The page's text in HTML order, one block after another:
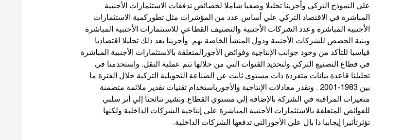
علي النموذج التركي وأجرينا تحليلا وصفيا شاملا لخصائص تدفقات الاستثمارات الأجنبية
المباشرة في الاقتصاد التركي علي أساس عدد من المؤشرات مثل تطوركمية الاستثمارات
الأجنبية المباشرة وعدد الشركات الأجنبية والتصنيف القطاعي للاستثمارات الأجنبية المباشرة
وبنية الحصص للشركات الأجنبية ودول المنشأ الخاصة بهم. وأجرينا بعد ذلك تحليلا اقتصاديا
قياسيا للتأكد من وجود جوانب الإنتاجية وفوائض الأجورالمتعلقة بالاستثمارات الأجنبية المباشرة
في قطاع التصنيع التركي ولتحديد القنوات التي من خلالها تتم عملية النقل. واستخدمنا في
تحليلنا قاعدة بيانات متفردة ذات مستوي ثابت عن الصناعة التحويلية التركية خلال الفترة ما
بين 1983-2001 . وتقدر معادلات الإنتاجية والأجورباستخدام تقنيات تقدير ملائمة متضمنة
متغيرات المراقبة في الشركة بالإضافة إلي مستوي القطاع.وتشير نتائجنا إلي أثر سلبي
للفوائض المتعلقة بالاستثمارات الأجنبية المباشرة علي إنتاجية الشركات الداخلية ولكنها
تؤثرتأثيرا إيجابيا ذا بال علي الأجورالتي تدفعها الشركات الداخلية.